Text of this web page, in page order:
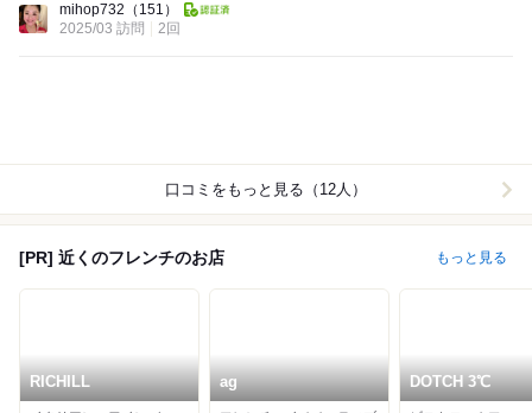
mihop732 （151）
2025/03 訪問
2回
口コミをもっと見る（12人）
[PR] 近くのフレンチのお店 もっと見る
RICHILL ag DOTCH 3℃